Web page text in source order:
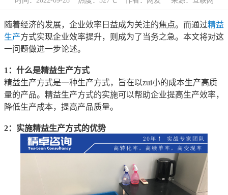
随着经济的发展，企业效率日益成为关注的焦点。而通过精益
生产方式实现企业效率提升，则成为了当务之急。本文将对这
一问题做进一步论述。
1：什么是精益生产方式
精益生产方式是一种生产方式，旨在以zui小的成本生产高质
量的产品。精益生产方式的实施可以帮助企业提高生产效率，
降低生产成本，提高产品质量。
2：实施精益生产方式的优势